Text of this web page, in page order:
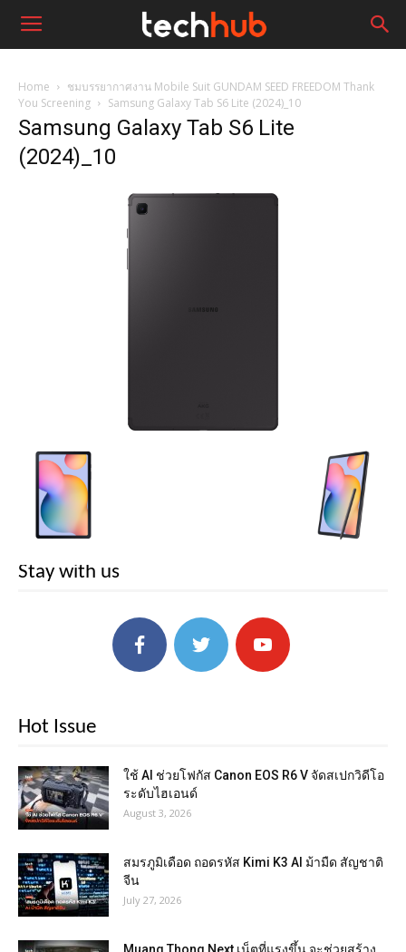
Home
ชมบรรยากาศงาน Mobile Suit GUNDAM SEED FREEDOM Thank
You Screening
Samsung Galaxy Tab S6 Lite (2024)_10
Samsung Galaxy Tab S6 Lite
(2024)_10
Stay with us
Hot Issue
ใช้ AI ช่วยโฟกัส Canon EOS R6 V จัดสเปกวิดีโอ
ระดับไฮเอนด์
August 3, 2026
สมรภูมิเดือด ถอดรหัส Kimi K3 AI ม้ามืด สัญชาติ
จีน
July 27, 2026